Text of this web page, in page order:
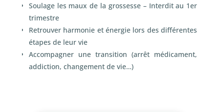
Soulage les maux de la grossesse – Interdit au 1er
trimestre
Retrouver harmonie et énergie lors des différentes
étapes de leur vie
Accompagner une transition (arrêt médicament,
addiction, changement de vie…)